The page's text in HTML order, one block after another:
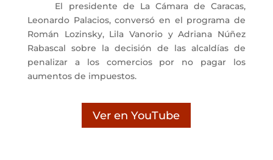
El presidente de La Cámara de Caracas,
Leonardo Palacios, conversó en el programa de
Román Lozinsky, Lila Vanorio y Adriana Núñez
Rabascal sobre la decisión de las alcaldías de
penalizar a los comercios por no pagar los
aumentos de impuestos.
Ver en YouTube